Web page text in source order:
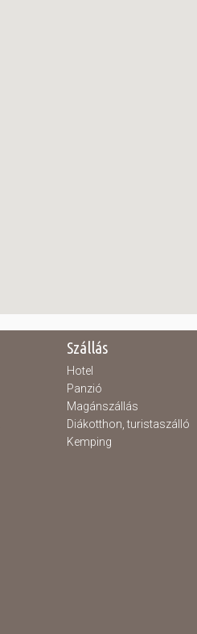
Szállás
Hotel
Panzió
Magánszállás
Diákotthon, turistaszálló
Kemping